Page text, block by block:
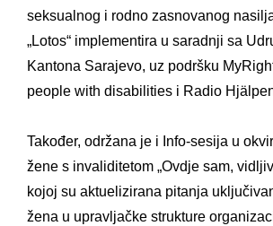
seksualnog i rodno zasnovanog
„Lotos“ implementira u saradnji sa
Kantona Sarajevo, uz podršku
people with disabilities i Radio
Također, održana je i Info-sesija u
žene s invaliditetom „Ovdje sam,
kojoj su aktuelizirana pitanja
žena u upravljačke strukture